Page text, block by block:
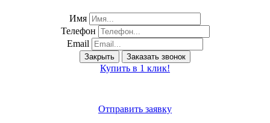
Имя
Телефон
Email
Закрыть Заказать звонок
Купить в 1 клик!
Отправить заявку